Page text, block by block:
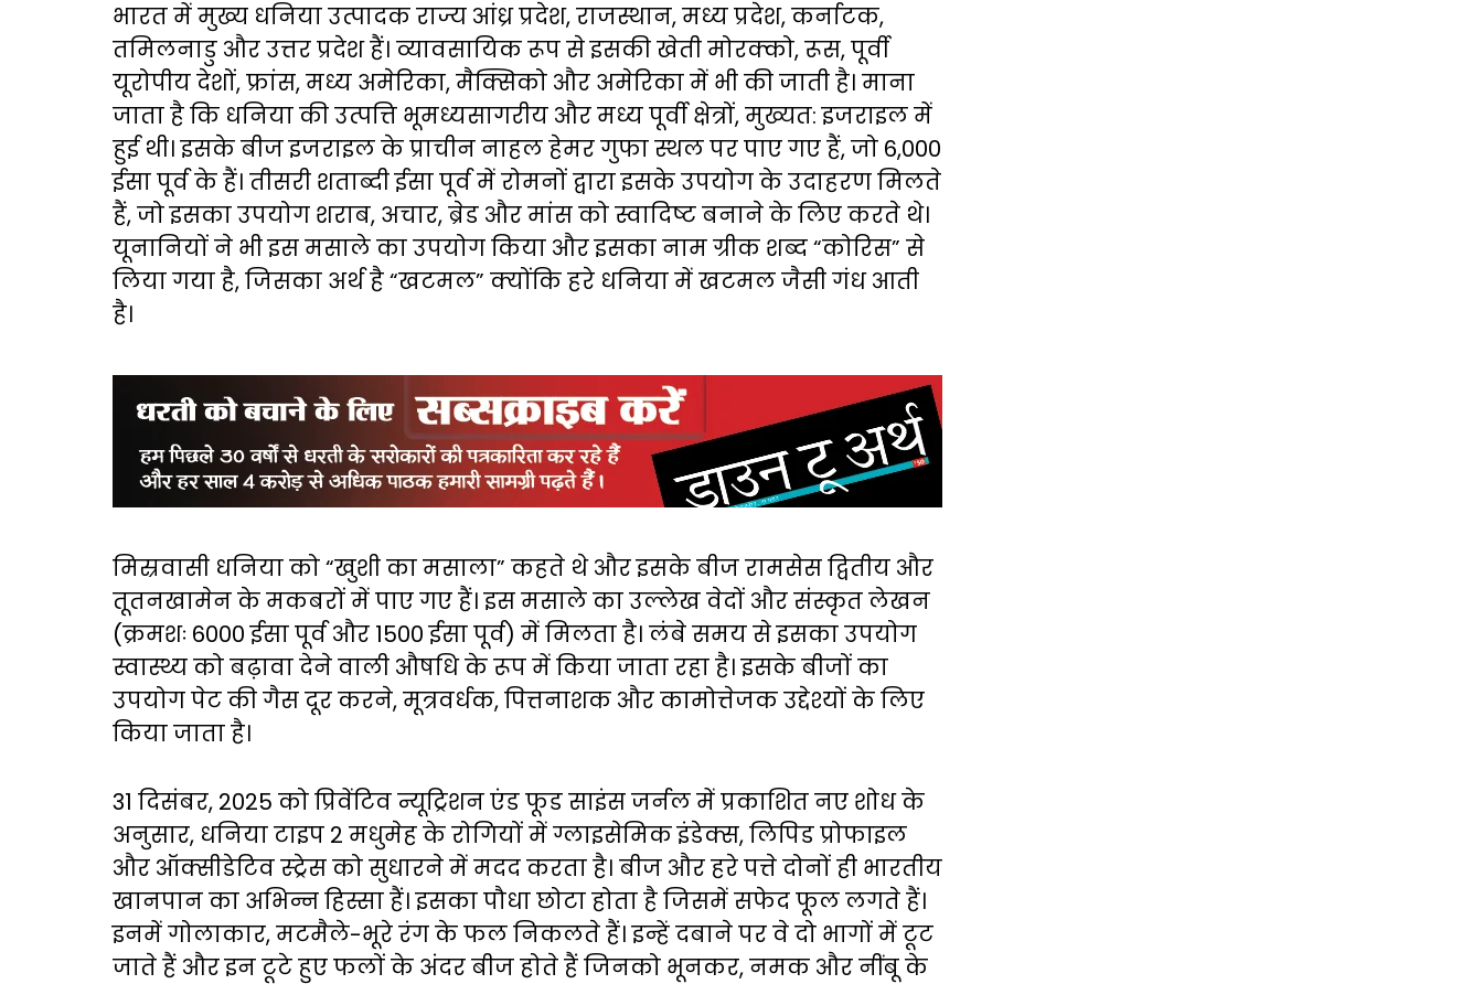
भारत में मुख्य धनिया उत्पादक राज्य आंध्र प्रदेश, राजस्थान, मध्य प्रदेश, कर्नाटक,
तमिलनाडु और उत्तर प्रदेश हैं। व्यावसायिक रूप से इसकी खेती मोरक्को, रूस, पूर्वी
यूरोपीय देशों, फ्रांस, मध्य अमेरिका, मैक्सिको और अमेरिका में भी की जाती है। माना
जाता है कि धनिया की उत्पत्ति भूमध्यसागरीय और मध्य पूर्वी क्षेत्रों, मुख्यत: इजराइल में
हुई थी। इसके बीज इजराइल के प्राचीन नाहल हेमर गुफा स्थल पर पाए गए हैं, जो 6,000
ईसा पूर्व के हैं। तीसरी शताब्दी ईसा पूर्व में रोमनों द्वारा इसके उपयोग के उदाहरण मिलते
हैं, जो इसका उपयोग शराब, अचार, ब्रेड और मांस को स्वादिष्ट बनाने के लिए करते थे।
यूनानियों ने भी इस मसाले का उपयोग किया और इसका नाम ग्रीक शब्द “कोरिस” से
लिया गया है, जिसका अर्थ है “खटमल” क्योंकि हरे धनिया में खटमल जैसी गंध आती
है।
मिस्रवासी धनिया को “खुशी का मसाला” कहते थे और इसके बीज रामसेस द्वितीय और
तूतनखामेन के मकबरों में पाए गए हैं। इस मसाले का उल्लेख वेदों और संस्कृत लेखन
(क्रमशः 6000 ईसा पूर्व और 1500 ईसा पूर्व) में मिलता है। लंबे समय से इसका उपयोग
स्वास्थ्य को बढ़ावा देने वाली औषधि के रूप में किया जाता रहा है। इसके बीजों का
उपयोग पेट की गैस दूर करने, मूत्रवर्धक, पित्तनाशक और कामोत्तेजक उद्देश्यों के लिए
किया जाता है।
31 दिसंबर, 2025 को प्रिवेंटिव न्यूट्रिशन एंड फूड साइंस जर्नल में प्रकाशित नए शोध के
अनुसार, धनिया टाइप 2 मधुमेह के रोगियों में ग्लाइसेमिक इंडेक्स, लिपिड प्रोफाइल
और ऑक्सीडेटिव स्ट्रेस को सुधारने में मदद करता है। बीज और हरे पत्ते दोनों ही भारतीय
खानपान का अभिन्न हिस्सा हैं। इसका पौधा छोटा होता है जिसमें सफेद फूल लगते हैं।
इनमें गोलाकार, मटमैले-भूरे रंग के फल निकलते हैं। इन्हें दबाने पर वे दो भागों में टूट
जाते हैं और इन टूटे हुए फलों के अंदर बीज होते हैं जिनको भूनकर, नमक और नींबू के